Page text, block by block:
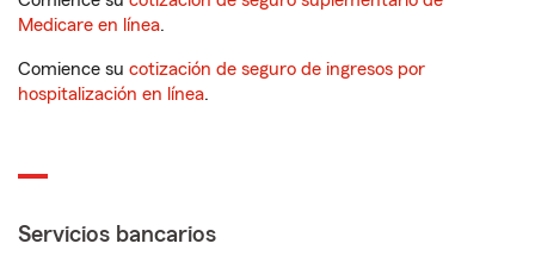
Medicare en línea.
Comience su cotización de seguro de ingresos por
hospitalización en línea.
Servicios bancarios